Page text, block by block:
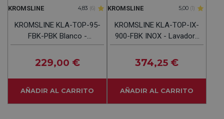
KROMSLINE 4,83 (6)
KROMSLINE KLA-TOP-95-
FBK-PBK Blanco -
Lavadora Carga Frontal
9KG 1400RPM
229,00 €
AÑADIR AL CARRITO
KROMSLINE 5,00 (1)
KROMSLINE KLA-TOP-IX-
900-FBK INOX - Lavadora
Carga Frontal 9KG
1400RPM
374,25 €
AÑADIR AL CARRITO